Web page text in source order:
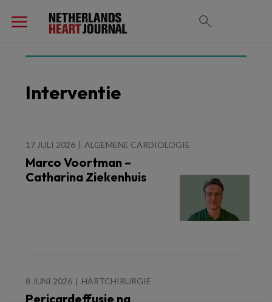
Interventie
17 JULI 2026 ALGEMENE CARDIOLOGIE
Marco Voortman –
Catharina Ziekenhuis
8 JUNI 2026 HARTCHIRURGIE
Pericardeffusie na